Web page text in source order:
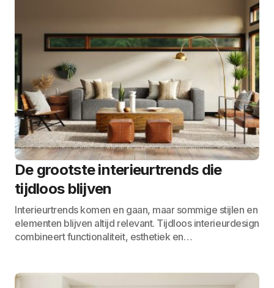
De grootste interieurtrends die
tijdloos blijven
Interieurtrends komen en gaan, maar sommige stijlen en
elementen blijven altijd relevant. Tijdloos interieurdesign
combineert functionaliteit, esthetiek en…